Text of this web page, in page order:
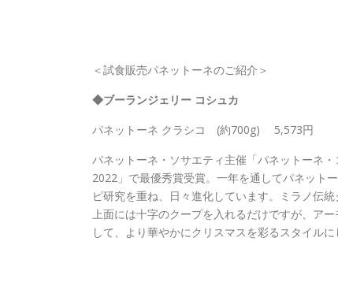
＜試食販売パネットーネのご紹介＞
◆ブーランジェリー コシュカ
パネットーネ クラシコ (約700g) 5,573円
パネットーネ・ソサエティ主催「パネットーネ
2022」で最優秀賞受賞。一年を通してパネット
ピ研究を重ね、日々進化しています。ミラノ伝
上面には十字のクープを入れるだけですが、ア
して、より華やかにクリスマスを彩るスタイルに